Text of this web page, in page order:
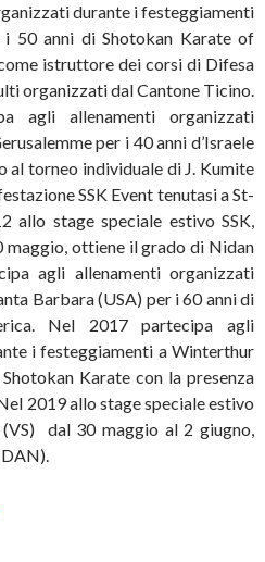
durante i festeggiamenti
i 50 anni di Shotokan Karate of
istruttore dei corsi di Difesa
organizzati dal Cantone Ticino.
agli allenamenti organizzati
per i 40 anni d’Israele
al torneo individuale di J. Kumite
SSK Event tenutasi a St-
allo stage speciale estivo SSK,
maggio, ottiene il grado di Nidan
agli allenamenti organizzati
Barbara (USA) per i 60 anni di
Nel 2017 partecipa agli
i festeggiamenti a Winterthur
Karate con la presenza
2019 allo stage speciale estivo
(VS) dal 30 maggio al 2 giugno,